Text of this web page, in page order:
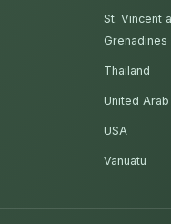
St. Vincent
Grenadines
Thailand
United
USA
Vanuatu